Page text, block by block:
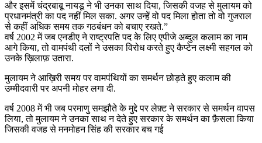
और इसमें चंद्रबाबू नायडू ने भी उनका साथ दिया, जिसकी वजह से मुलायम को
प्रधानमंत्री का पद नहीं मिल सका. अगर उन्हें वो पद मिला होता तो वो गुजराल
से कहीं अधिक समय तक गठबंधन को बचाए रखते.”
वर्ष 2002 में जब एनडीए ने राष्ट्रपति पद के लिए एपीजे अब्दुल कलाम का नाम
आगे किया, तो वामपंथी दलों ने उसका विरोध करते हुए कैप्टेन लक्ष्मी सहगल को
उनके ख़िलाफ़ उतारा.
मुलायम ने आख़िरी समय पर वामपंथियों का समर्थन छोड़ते हुए कलाम की
उम्मीदवारी पर अपनी मोहर लगा दी.
वर्ष 2008 में भी जब परमाणु समझौते के मुद्दे पर लेफ़्ट ने सरकार से समर्थन वापस
लिया, तो मुलायम ने उनका साथ न देते हुए सरकार के समर्थन का फ़ैसला किया
जिसकी वजह से मनमोहन सिंह की सरकार बच गई